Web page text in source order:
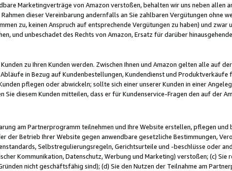
Marketingverträge von Amazon verstoßen, behalten wir uns neben allen
dieser Vereinbarung andernfalls an Sie zahlbaren Vergütungen ohne
zu, keinen Anspruch auf entsprechende Vergütungen zu haben) und zwar
und unbeschadet des Rechts von Amazon, Ersatz für darüber
zu Ihren Kunden werden. Zwischen Ihnen und Amazon gelten alle auf
in Bezug auf Kundenbestellungen, Kundendienst und Produktverkäufe
pflegen oder abwickeln; sollte sich einer unserer Kunden in einer
diesem Kunden mitteilen, dass er für Kundenservice-Fragen den auf der
am Partnerprogramm teilnehmen und Ihre Website erstellen, pflegen
der Betrieb Ihrer Website gegen anwendbare gesetzliche Bestimmungen,
Selbstregulierungsregeln, Gerichtsurteile und -beschlüsse oder
Kommunikation, Datenschutz, Werbung und Marketing) verstoßen; (c) Sie
nicht geschäftsfähig sind); (d) Sie den Nutzen der Teilnahme am